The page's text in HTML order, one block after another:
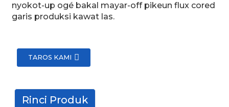
nyokot-up ogé bakal mayar-off pikeun flux cored
garis produksi kawat las.
TAROS KAMI
Rinci Produk